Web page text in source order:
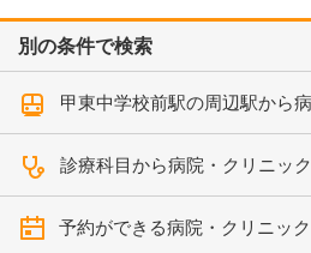
別の条件で検索
甲東中学校前駅の周辺駅から
診療科目から病院・クリニッ
予約ができる病院・クリニッ